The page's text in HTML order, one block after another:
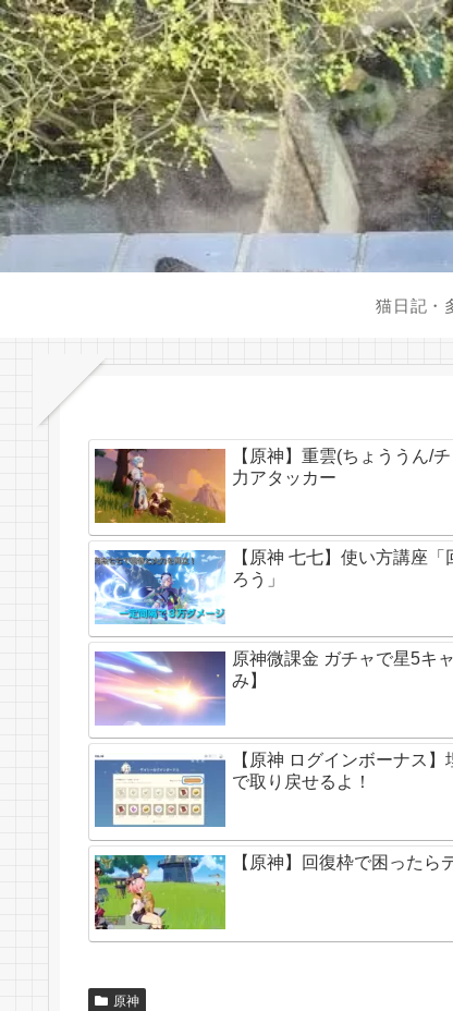
猫日記・
【原神】重雲(ちょううん/
力アタッカー
【原神 七七】使い方講座
ろう」
原神微課金 ガチャで星5キ
み】
【原神 ログインボーナス
で取り戻せるよ！
【原神】回復枠で困ったら
原神